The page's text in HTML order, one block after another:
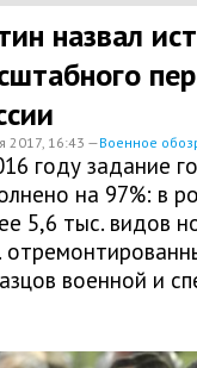
назвал
2017, 16:43 —Военное
году задание
на 97%: в
5,6 тыс. видов
военной и